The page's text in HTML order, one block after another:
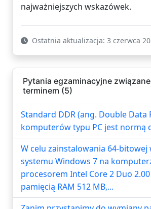
najważniejszych wskazówek.
Ostatnia aktualizacja: 3 czerwca
Pytania egzaminacyjne
terminem (5)
Standard DDR (ang. Double Data
komputerów typu PC jest normą
W celu zainstalowania 64-bitowej
systemu Windows 7 na
procesorem Intel Core 2 Duo
pamięcią RAM 512 MB,...